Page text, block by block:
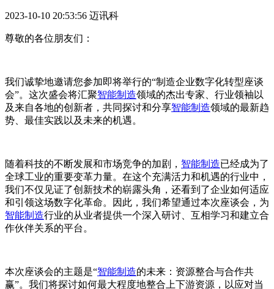
2023-10-10 20:53:56 迈讯科
尊敬的各位朋友们：
我们诚挚地邀请您参加即将举行的“制造企业数字化转型座谈
会”。这次盛会将汇聚智能制造领域的杰出专家、行业领袖以
及来自各地的创新者，共同探讨和分享智能制造领域的最新趋
势、最佳实践以及未来的机遇。
随着科技的不断发展和市场竞争的加剧， 智能制造已经成为了
全球工业的重要变革力量。在这个充满活力和机遇的行业中，
我们不仅见证了创新技术的崭露头角，还看到了企业如何适应
和引领这场数字化革命。因此，我们希望通过本次座谈会，为
智能制造行业的从业者提供一个深入研讨、互相学习和建立合
作伙伴关系的平台。
本次座谈会的主题是“智能制造的未来：资源整合与合作共
赢”。我们将探讨如何最大程度地整合上下游资源，以应对当